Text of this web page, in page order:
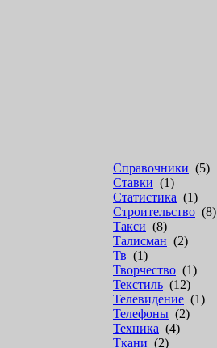
Справочники (5)
Ставки (1)
Статистика (1)
Строительство (8)
Такси (8)
Талисман (2)
Тв (1)
Творчество (1)
Текстиль (12)
Телевидение (1)
Телефоны (2)
Техника (4)
Ткани (2)